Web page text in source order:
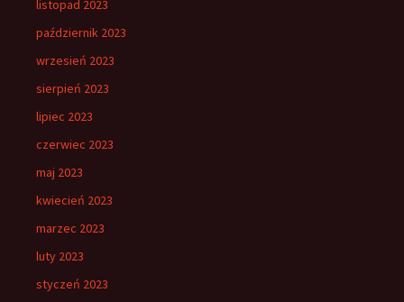
listopad 2023
październik 2023
wrzesień 2023
sierpień 2023
lipiec 2023
czerwiec 2023
maj 2023
kwiecień 2023
marzec 2023
luty 2023
styczeń 2023